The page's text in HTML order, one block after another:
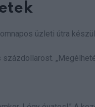
üzleti útra